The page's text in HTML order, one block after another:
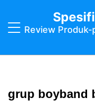
Review Produk-
grup boyband